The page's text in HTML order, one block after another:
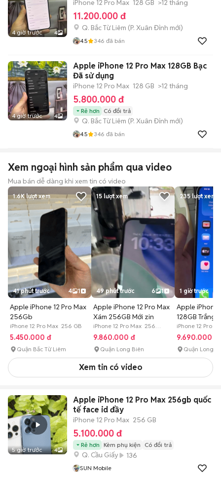
4 giờ trước 4
iPhone 12 Pro Max 128 GB >12 tháng
11.200.000 đ
Q. Bắc Từ Liêm (P. Xuân Đỉnh mới)
4.5 346 đã bán
4 giờ trước 4
Apple iPhone 12 Pro Max 128GB Bạc
Đã sử dụng
iPhone 12 Pro Max 128 GB >12 tháng
5.800.000 đ
Rẻ hơn Có đổi trả
Q. Bắc Từ Liêm (P. Xuân Đỉnh mới)
4.5 346 đã bán
Xem ngoại hình sản phẩm qua video
Mua bán dễ dàng khi xem tin có video
1.6Klượt xem
41 phút trước 4 1
Apple iPhone 12 Pro Max
256Gb
iPhone 12 Pro Max 256 GB
5.450.000 đ
Quận Bắc Từ Liêm
15 lượt xem
49 phút trước 6 1
Apple iPhone 12 Pro Max
Xám 256GB Mới zin
iPhone 12 Pro Max 256
GB Hết bảo hành
9.860.000 đ
Quận Long Biên
235lượt xem
1 giờ trước
Apple iPhone
128GB Trắng
iPhone 12 Pro
9.690.000 đ
Quận Long
Xem tin có video
5 giờ trước 4
Apple iPhone 12 Pro Max 256gb quốc
tế face id đầy
iPhone 12 Pro Max 256 GB
5.100.000 đ
Rẻ hơn Kèm phụ kiện Có đổi trả
Q. Cầu Giấy 136
SUN Mobile